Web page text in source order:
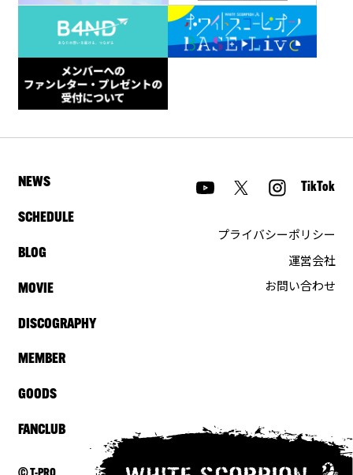
NEWS
SCHEDULE
BLOG
MOVIE
DISCOGRAPHY
MEMBER
GOODS
FANCLUB
TikTok
プライバシーポリシー
運営会社
お問い合わせ